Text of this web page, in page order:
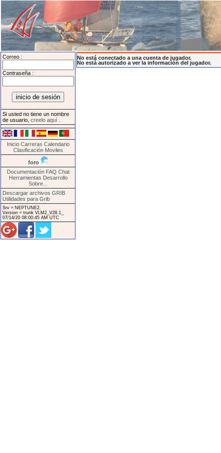
Correo :
Contraseña :
Si usted no tiene un nombre
de usuario, creelo aquí
Inicio Carreras Calendario
Clasificación Moviles
foro
Documentación FAQ Chat
Herramientas Desarrollo
Sobre...
Descargar archivos GRIB
Utilidades para Grib
Srv = NEPTUNE2.
Version = trunk VLM2_V28.1_
07/14/20 08:00:45 AM UTC
No está conectado a una cuenta de jugador.
No está autorizado a ver la información del jugador.